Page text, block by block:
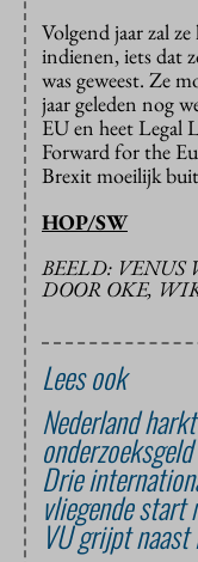
Volgend jaar zal
indienen, iets dat
was geweest. Ze
jaar geleden nog
EU en heet Legal
Forward for the
Brexit moeilijk
HOP/SW
BEELD: VENUS
DOOR OKE,
Lees ook
Nederland
Drie
vliegende start
VU grijpt